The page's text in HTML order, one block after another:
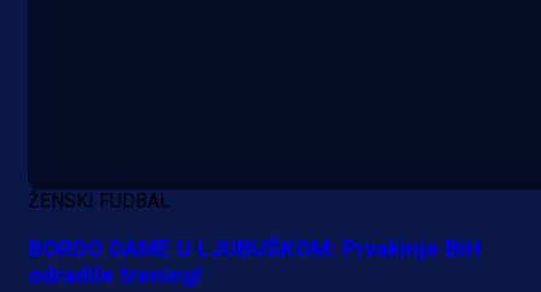
Pogledajte gol Kenana Kodre
4 h 38 min
ŽENSKI FUDBAL
BORDO DAME U LJUBUŠKOM: Prvakinje BiH
odradile trening!